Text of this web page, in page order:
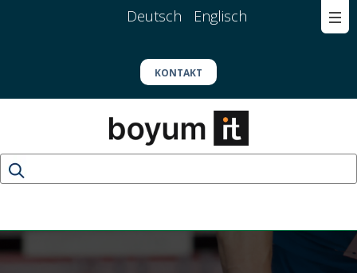
Deutsch Englisch
KONTAKT